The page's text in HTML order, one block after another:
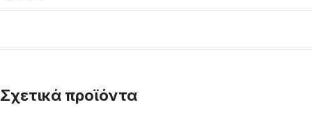
Σχετικά προϊόντα